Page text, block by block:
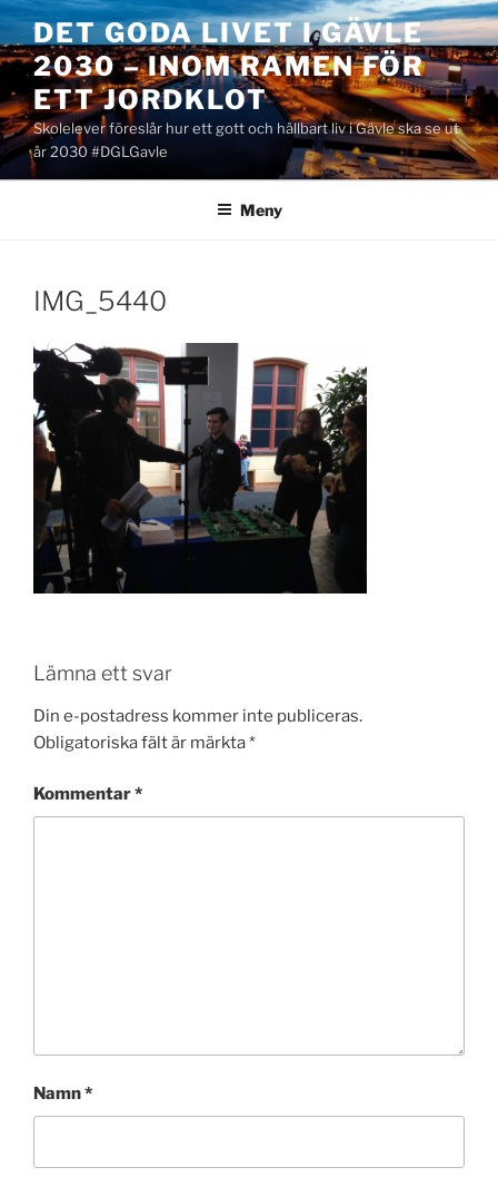
Hoppa
till
innehåll
DET GODA LIVET I GÄVLE
2030 – INOM RAMEN FÖR
ETT JORDKLOT
Skolelever föreslår hur ett gott och hållbart liv i Gävle ska se ut
år 2030 #DGLGavle
Meny
IMG_5440
Lämna ett svar
Din e-postadress kommer inte publiceras.
Obligatoriska fält är märkta*
Kommentar*
Namn*